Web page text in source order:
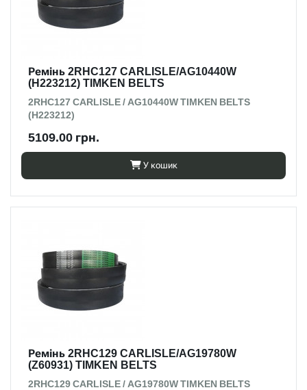
Ремінь 2RHC127 CARLISLE/AG10440W
(H223212) TIMKEN BELTS
2RHC127 CARLISLE / AG10440W TIMKEN BELTS
(H223212)
5109.00 грн.
У кошик
Ремінь 2RHC129 CARLISLE/AG19780W
(Z60931) TIMKEN BELTS
2RHC129 CARLISLE / AG19780W TIMKEN BELTS